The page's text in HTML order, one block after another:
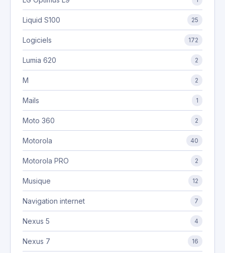
Liquid S100 25
Logiciels 172
Lumia 620 2
M 2
Mails 1
Moto 360 2
Motorola 40
Motorola PRO 2
Musique 12
Navigation internet 7
Nexus 5 4
Nexus 7 16